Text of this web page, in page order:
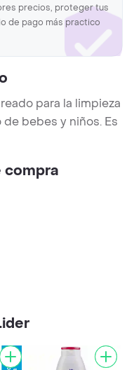
precios, proteger tus
de pago más practico
para la limpieza
bebes y niños. Es
compra